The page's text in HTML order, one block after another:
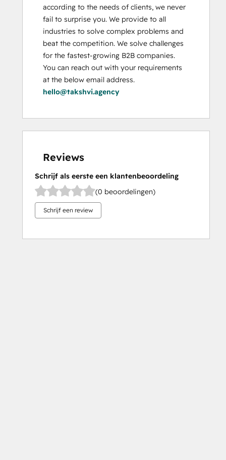
according to the needs of clients, we never
fail to surprise you. We provide to all
industries to solve complex problems and
beat the competition. We solve challenges
for the fastest-growing B2B companies.
You can reach out with your requirements
hello@takshvi.agency
Reviews
Schrijf als eerste een klantenbeoordeling
(0 beoordelingen)
Schrijf een review